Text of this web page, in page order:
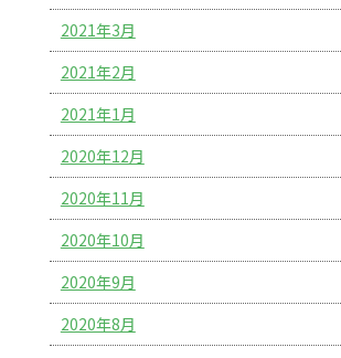
2021年3月
2021年2月
2021年1月
2020年12月
2020年11月
2020年10月
2020年9月
2020年8月